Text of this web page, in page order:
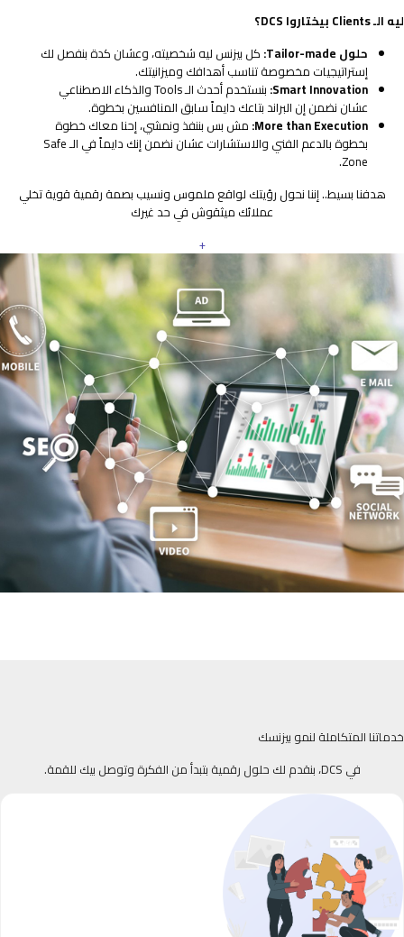
ليه الـ Clients بيختاروا DCS؟
حلول Tailor-made:
كل بيزنس ليه شخصيته، وعشان كدة بنفصل لك
إستراتيجيات مخصوصة تناسب أهدافك وميزانيتك.
Smart Innovation:
بنستخدم أحدث الـ Tools والذكاء الاصطناعي
عشان نضمن إن البراند بتاعك دايماً سابق المنافسين بخطوة.
More than Execution: مش بس بننفذ ونمشي، إحنا معاك خطوة
بخطوة بالدعم الفني والاستشارات عشان نضمن إنك دايماً في الـ Safe
Zone.
هدفنا بسيط.. إننا نحول رؤيتك لواقع ملموس ونسيب بصمة رقمية قوية تخلي
عملائك ميثقوش في حد غيرك
+
خدماتنا المتكاملة لنمو بيزنسك
في DCS، بنقدم لك حلول رقمية بتبدأ من الفكرة وتوصل بيك للقمة.